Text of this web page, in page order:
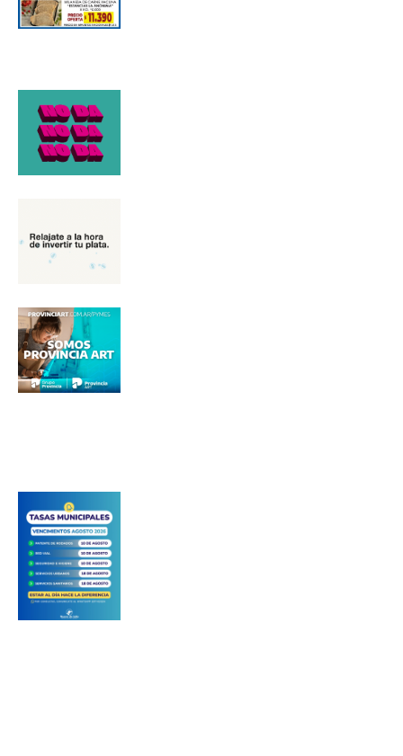
Dirección de correo electrónico
Apellidos